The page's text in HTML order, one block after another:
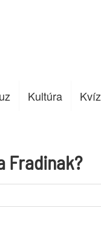
Kultúra Kvíz
Fradinak?